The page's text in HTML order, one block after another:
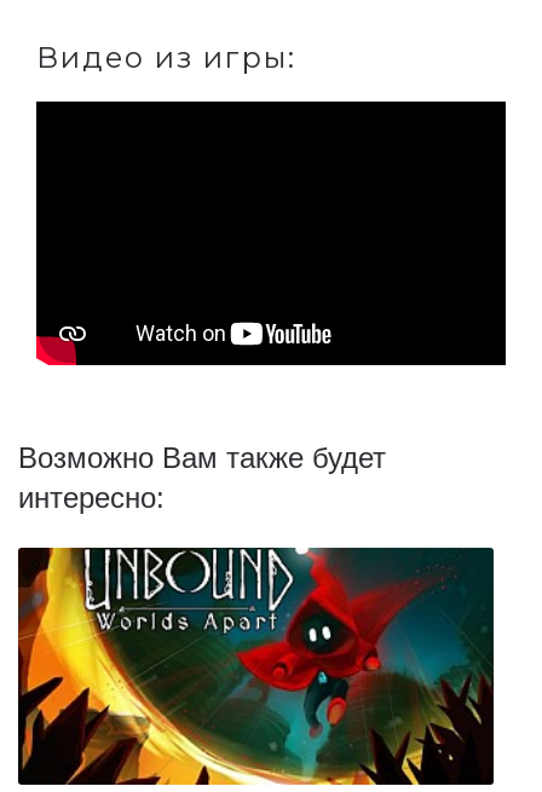
Видео из игры:
Возможно Вам также будет
интересно: